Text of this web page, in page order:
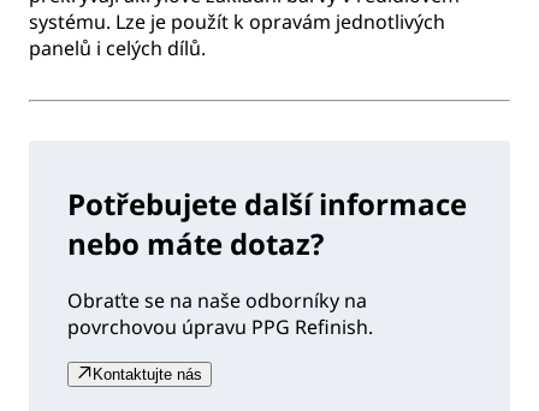
systému. Lze je použít k opravám jednotlivých
panelů i celých dílů.
Potřebujete další informace
nebo máte dotaz?
Obraťte se na naše odborníky na
povrchovou úpravu PPG Refinish.
Kontaktujte nás